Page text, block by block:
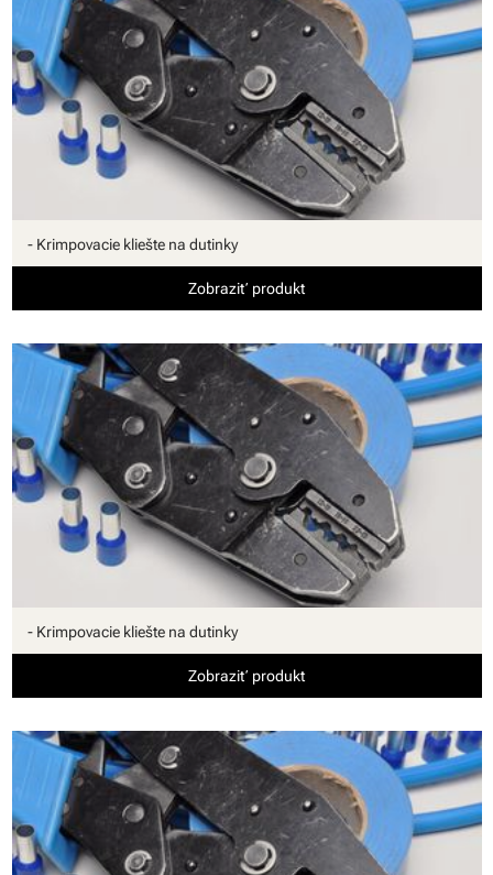
- Krimpovacie kliešte na dutinky
Zobraziť produkt
- Krimpovacie kliešte na dutinky
Zobraziť produkt